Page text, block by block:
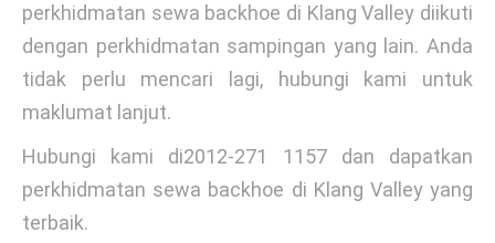
perkhidmatan sewa backhoe di Klang Valley diikuti
dengan perkhidmatan sampingan yang lain. Anda
tidak perlu mencari lagi, hubungi kami untuk
maklumat lanjut.
Hubungi kami di2012-271 1157 dan dapatkan
perkhidmatan sewa backhoe di Klang Valley yang
terbaik.